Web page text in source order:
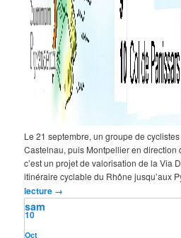
Le 21 septembre, un groupe de
Castelnau, puis Montpellier en direction
c’est un projet de valorisation de la Via
itinéraire cyclable du Rhône jusqu’aux
lecture →
Oct
10
sam